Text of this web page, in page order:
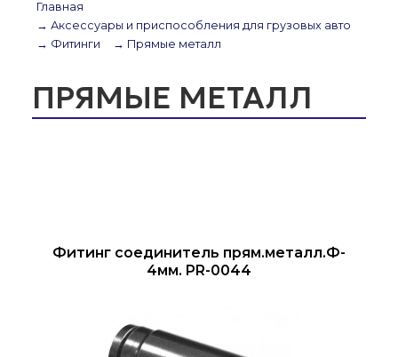
Главная
→ Аксессуары и приспособления для грузовых авто
→ Фитинги
→ Прямые металл
ПРЯМЫЕ МЕТАЛЛ
Фитинг соединитель прям.металл.Ф-
4мм. PR-0044